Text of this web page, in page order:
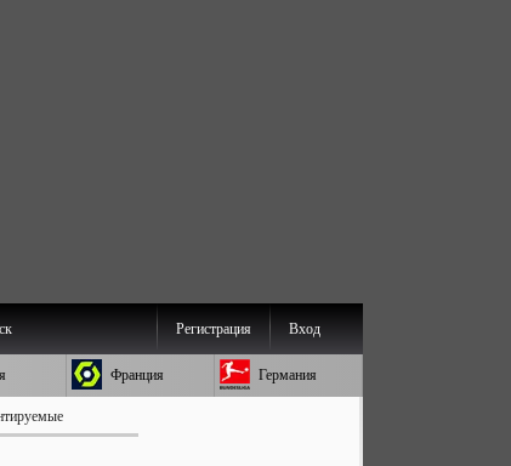
Вход
Регистрация
Франция Германия